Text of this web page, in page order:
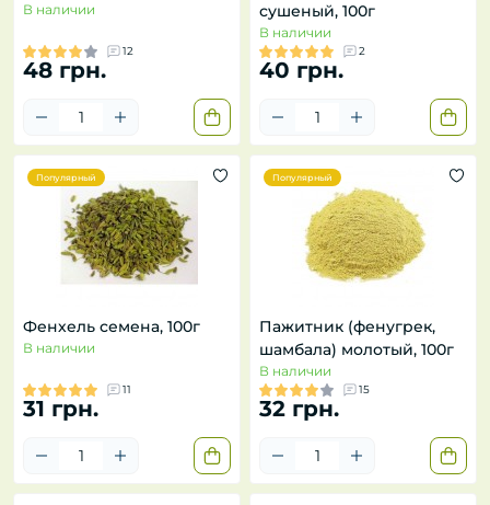
В наличии
12
48 грн.
сушеный, 100г
В наличии
2
40 грн.
Популярный
Фенхель семена, 100г
В наличии
11
31 грн.
Популярный
Пажитник (фенугрек,
шамбала) молотый, 100г
В наличии
15
32 грн.